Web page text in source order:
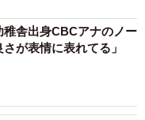
舎出身CBCアナのノー
が表情に表れてる」